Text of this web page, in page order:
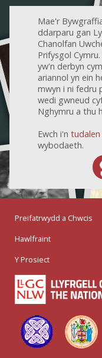
Mae'r
ddarparu gan
Chanolfan
Prifysgol
yw'n derbyn
ariannol yn ein
mwyn i ni fedru
wedi gwneud
Nghymru a thu
Ewch i'n tudalen
wybodaeth.
Preifatrwydd a Chwcis
Hawlfraint
Y Prosiect